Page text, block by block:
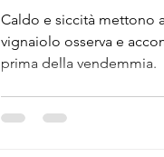
Caldo e siccità mettono
vignaiolo osserva e
prima della vendemmia.